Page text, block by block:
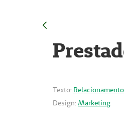
Texto:
Design: Marketing